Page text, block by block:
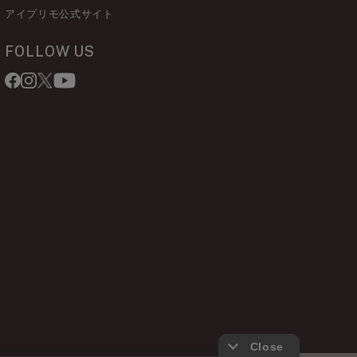
アイプリモ公式サイト
FOLLOW US